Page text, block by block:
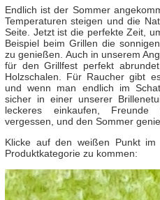
Endlich ist der Sommer
Temperaturen steigen und die
Seite. Jetzt ist die perfekte Zeit,
Beispiel beim Grillen die
zu genießen. Auch in unserem
für den Grillfest perfekt
Holzschalen. Für Raucher gibt
und wenn man endlich im
sicher in einer unserer
leckeres einkaufen, Freunde
vergessen, und den Sommer
Klicke auf den weißen Punkt
Produktkategorie zu kommen: